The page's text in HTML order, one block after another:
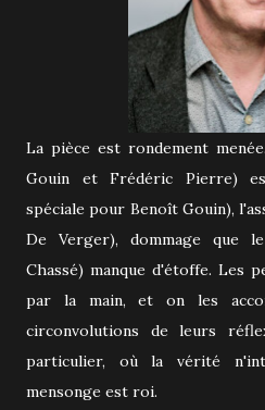
La pièce est rondement
Gouin et Frédéric Pierre)
spéciale pour Benoît Gouin),
De Verger), dommage que
Chassé) manque d'étoffe. Les
par la main, et on les
circonvolutions de leurs
particulier, où la vérité
mensonge est roi.